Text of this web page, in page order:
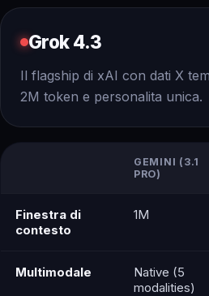
Grok 4.3
Il flagship di xAI con dati X
2M token e personalita unica.
GEMINI (3.1
PRO)
Finestra di
contesto
1M
Multimodale
Native (5
modalities)